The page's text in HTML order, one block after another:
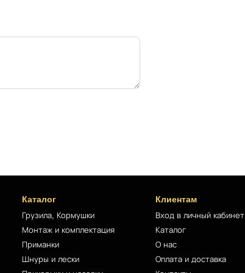
Каталог
Грузила, Кормушки
Монтаж и комплектация
Приманки
Шнуры и лески
Клиентам
Вход в личный кабинет
Каталог
О нас
Оплата и доставка